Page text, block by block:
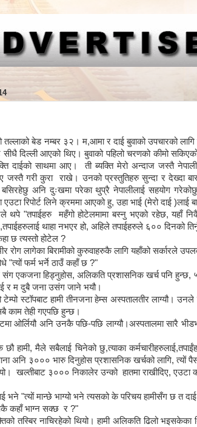
तल्लाको बेड नम्बर ३२। म,आमा र दाई बुवाको उपचारको
दिल्ली आएको थिए। बुवाको पहिलो चरणको कीमो
दाईको साथमा आए। ती ब्यक्ति मेरो अन्दाज जस्तै
जस्तै गरी कुरा राखे। उनको प्रस्तुतिहरु सुन्दा र देख्दा
बसिरहेछु अनि दुःखमा परेका थुप्रै नेपालीलाई सहयोग
रिपोर्ट लिने क्रममा आएको हु, उहा भाई (मेरो दाई )लाई
थपे "तपाईहरु महँगो होटेलमामा बस्नु भएको रहेछ, यहाँ
थाहा नभएर हो, अहिले तपाईहरुले ६०० दिनको
छ त्यस्तो होटेल ?
लागेका बिरामीको कुरुवाहरुकै लागि यहाँको सर्कारले
फर्म भर्ने ठाउँ कहाँ छ ?"
एकजना हिड्नुहोस, अलिकति प्रशासनिक खर्च पनि हुन्छ,
र म दुबै जना उसंग जाने भयौ।
स्टॉपबाट हामी तीनजना हेम्स अस्पतालतीर लाग्यौ।
तेही गएपछि हुन्छ।
ओर्लियौ अनि उनकै पछि-पछि लाग्यौ।अस्पतालमा सारै
हामी, मैले सबैलाई चिनेको छु,त्याका
अनि ३००० भारु दिनुहोस प्रशासनिक खर्चको लागि, त्यों
खल्तीबाट ३००० निकालेर उन्को हातमा राखीदिए,
भने "त्यों मान्छे भाग्यो भने त्यसको के परिचय हामीसँग छ त
कहाँ भाग्न सक्छ र ?"
तस्बिर नाचिरहेको थियो। हामी अलिकति ढिलो भइसकेका